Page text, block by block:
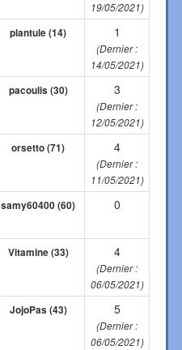
19/05/2021)
plantule (14) 1
(Dernier :
14/05/2021)
pacoulis (30) 3
(Dernier :
12/05/2021)
orsetto (71) 4
(Dernier :
11/05/2021)
samy60400 (60) 0
Vitamine (33) 4
(Dernier :
06/05/2021)
JojoPas (43) 5
(Dernier :
06/05/2021)